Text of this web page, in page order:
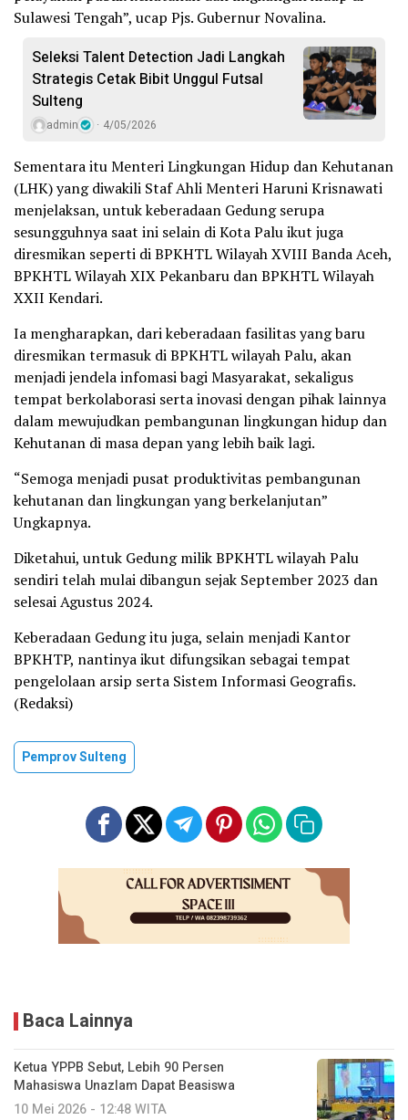
Sulawesi Tengah”, ucap Pjs. Gubernur Novalina.
Seleksi Talent Detection Jadi Langkah
Strategis Cetak Bibit Unggul Futsal
Sulteng
admin 4/05/2026
Sementara itu Menteri Lingkungan Hidup dan Kehutanan
(LHK) yang diwakili Staf Ahli Menteri Haruni Krisnawati
menjelaksan, untuk keberadaan Gedung serupa
sesungguhnya saat ini selain di Kota Palu ikut juga
diresmikan seperti di BPKHTL Wilayah XVIII Banda Aceh,
BPKHTL Wilayah XIX Pekanbaru dan BPKHTL Wilayah
XXII Kendari.
Ia mengharapkan, dari keberadaan fasilitas yang baru
diresmikan termasuk di BPKHTL wilayah Palu, akan
menjadi jendela infomasi bagi Masyarakat, sekaligus
tempat berkolaborasi serta inovasi dengan pihak lainnya
dalam mewujudkan pembangunan lingkungan hidup dan
Kehutanan di masa depan yang lebih baik lagi.
“Semoga menjadi pusat produktivitas pembangunan
kehutanan dan lingkungan yang berkelanjutan”
Ungkapnya.
Diketahui, untuk Gedung milik BPKHTL wilayah Palu
sendiri telah mulai dibangun sejak September 2023 dan
selesai Agustus 2024.
Keberadaan Gedung itu juga, selain menjadi Kantor
BPKHTP, nantinya ikut difungsikan sebagai tempat
pengelolaan arsip serta Sistem Informasi Geografis.
(Redaksi)
Pemprov Sulteng
Baca Lainnya
Ketua YPPB Sebut, Lebih 90 Persen
Mahasiswa Unazlam Dapat Beasiswa
10 Mei 2026 - 12:48 WITA